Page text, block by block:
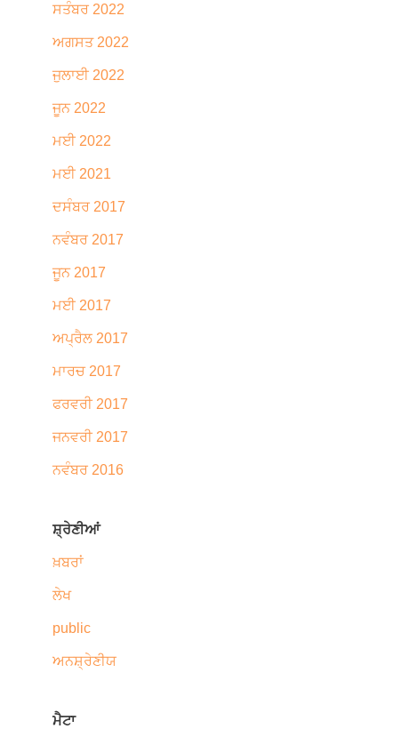
ਸਤੰਬਰ 2022
ਅਗਸਤ 2022
ਜੁਲਾਈ 2022
ਜੂਨ 2022
ਮਈ 2022
ਮਈ 2021
ਦਸੰਬਰ 2017
ਨਵੰਬਰ 2017
ਜੂਨ 2017
ਮਈ 2017
ਅਪ੍ਰੈਲ 2017
ਮਾਰਚ 2017
ਫਰਵਰੀ 2017
ਜਨਵਰੀ 2017
ਨਵੰਬਰ 2016
ਸ਼੍ਰੇਣੀਆਂ
ਖ਼ਬਰਾਂ
ਲੇਖ
public
ਅਨਸ਼੍ਰੇਣੀਯ
ਮੈਟਾ